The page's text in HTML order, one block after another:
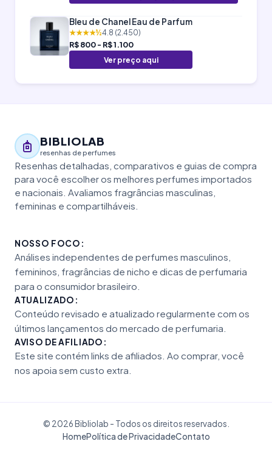
Bleu de Chanel Eau de Parfum
★★★★½4.8 (2.450)
R$ 800 - R$ 1.100
Ver preço aqui
BIBLIOLAB
resenhas de perfumes
Resenhas detalhadas, comparativos e guias de compra
para você escolher os melhores perfumes importados
e nacionais. Avaliamos fragrâncias masculinas,
femininas e compartilháveis.
NOSSO FOCO:
Análises independentes de perfumes masculinos,
femininos, fragrâncias de nicho e dicas de perfumaria
para o consumidor brasileiro.
ATUALIZADO:
Conteúdo revisado e atualizado regularmente com os
últimos lançamentos do mercado de perfumaria.
AVISO DE AFILIADO:
Este site contém links de afiliados. Ao comprar, você
nos apoia sem custo extra.
© 2026 Bibliolab - Todos os direitos reservados.
HomePolítica de PrivacidadeContato